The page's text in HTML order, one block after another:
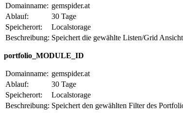
Domainname: gemspider.at
Ablauf:
30 Tage
Speicherort:
Localstorage
Beschreibung: Speichert die gewählte Listen/Grid
portfolio_MODULE_ID
Domainname: gemspider.at
Ablauf:
30 Tage
Speicherort:
Localstorage
Beschreibung: Speichert den gewählten Filter des